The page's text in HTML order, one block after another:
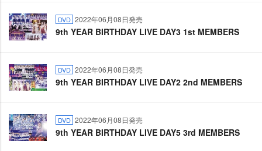
DVD 2022年06月08日発売
9th YEAR BIRTHDAY LIVE DAY3 1st MEMBERS
DVD 2022年06月08日発売
9th YEAR BIRTHDAY LIVE DAY2 2nd MEMBERS
DVD 2022年06月08日発売
9th YEAR BIRTHDAY LIVE DAY5 3rd MEMBERS